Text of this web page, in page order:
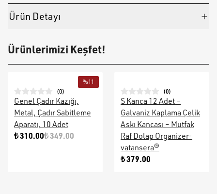
Ürün Detayı
Ürünlerimizi Keşfet!
%11
(0)
Genel Çadır Kazığı,
Metal, Çadır Sabitleme
Aparatı, 10 Adet
₺ 310.00₺ 349.00
(0)
S Kanca 12 Adet –
Galvaniz Kaplama Çelik
Askı Kancası – Mutfak
Raf Dolap Organizer-
vatansera®
₺ 379.00